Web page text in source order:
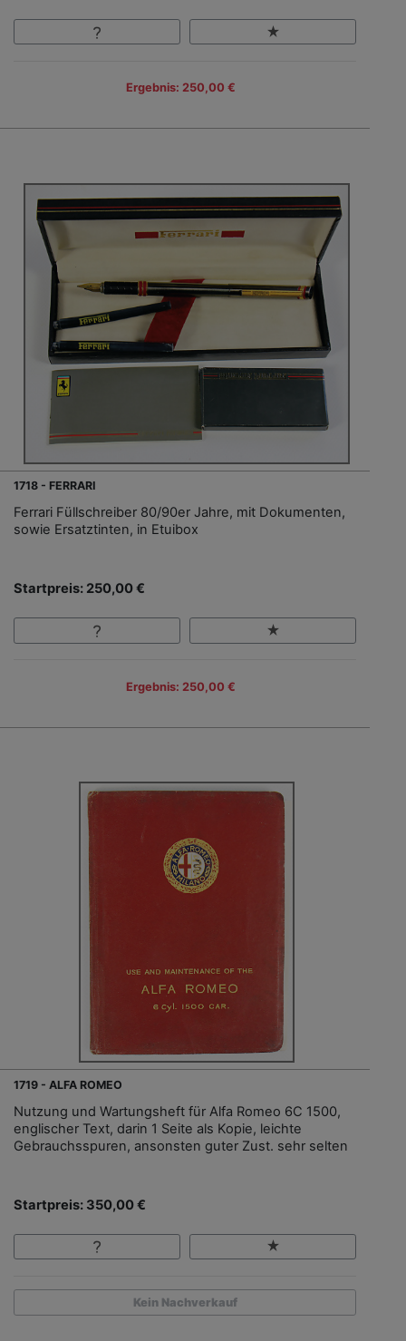
Ergebnis: 250,00 €
1718 - FERRARI
Ferrari Füllschreiber 80/90er Jahre, mit Dokumenten,
sowie Ersatztinten, in Etuibox
Startpreis: 250,00 €
Ergebnis: 250,00 €
1719 - ALFA ROMEO
Nutzung und Wartungsheft für Alfa Romeo 6C 1500,
englischer Text, darin 1 Seite als Kopie, leichte
Gebrauchsspuren, ansonsten guter Zust. sehr selten
Startpreis: 350,00 €
Kein Nachverkauf